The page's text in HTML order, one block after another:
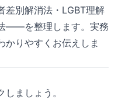
別解消法・LGBT理解
——を整理します。実務
かりやすくお伝えしま
ましょう。